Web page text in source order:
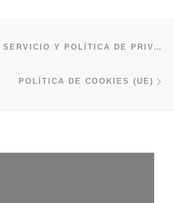
TÉRMINOS DEL SERVICIO Y POLÍTICA DE PRIVACIDAD
POLÍTICA DE COOKIES (UE)